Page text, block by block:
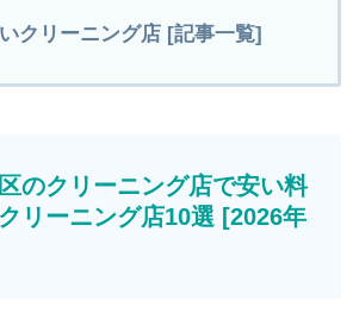
クリーニング店 [記事一覧]
のクリーニング店で安い料
リーニング店10選 [2026年